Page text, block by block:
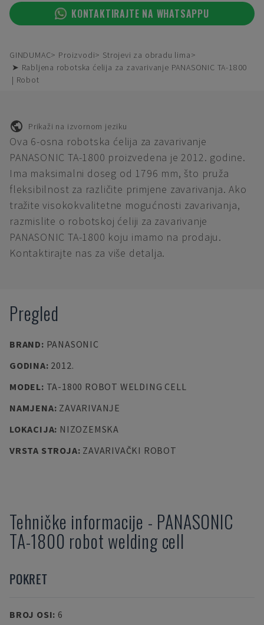
KONTAKTIRAJTE NA WHATSAPPU
GINDUMAC Proizvodi
Strojevi za obradu lima
➤ Rabljena robotska ćelija za zavarivanje PANASONIC TA-1800
| Robot
Prikaži na izvornom jeziku
Ova 6-osna robotska ćelija za zavarivanje
PANASONIC TA-1800 proizvedena je 2012. godine.
Ima maksimalni doseg od 1796 mm, što pruža
fleksibilnost za različite primjene zavarivanja. Ako
tražite visokokvalitetne mogućnosti zavarivanja,
razmislite o robotskoj ćeliji za zavarivanje
PANASONIC TA-1800 koju imamo na prodaju.
Kontaktirajte nas za više detalja.
Pregled
BRAND: PANASONIC
GODINA: 2012.
MODEL: TA-1800 ROBOT WELDING CELL
NAMJENA: ZAVARIVANJE
LOKACIJA: NIZOZEMSKA
VRSTA STROJA: ZAVARIVAČKI ROBOT
Tehničke informacije - PANASONIC
TA-1800 robot welding cell
POKRET
BROJ OSI: 6